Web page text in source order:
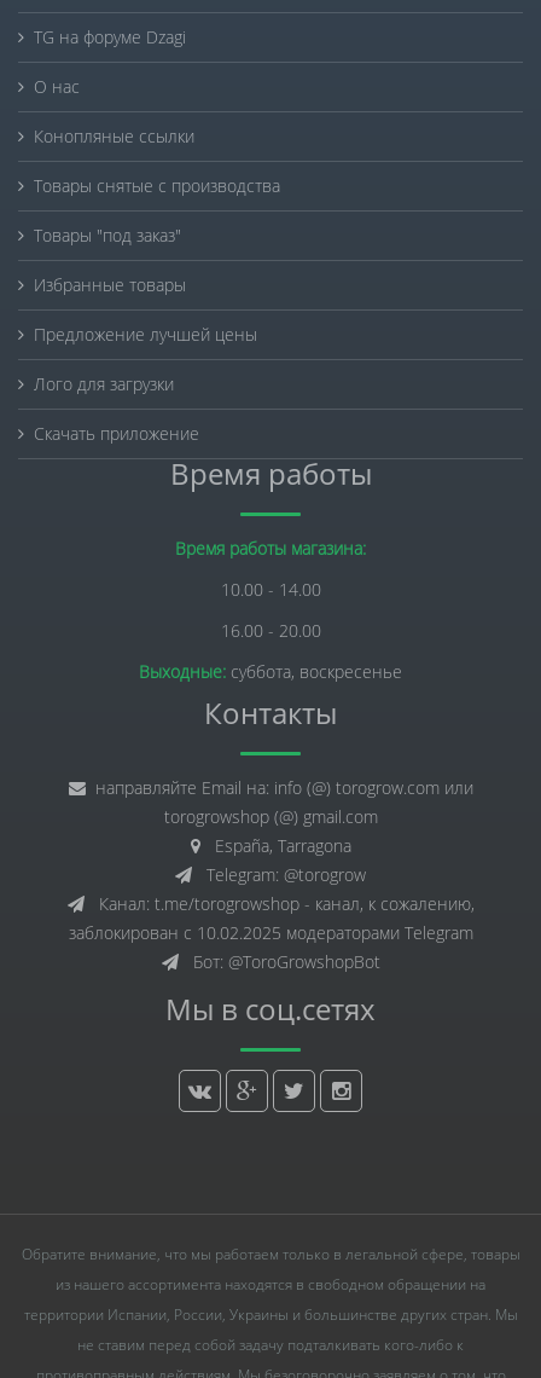
TG на форуме Dzagi
О нас
Конопляные ссылки
Товары снятые с производства
Товары "под заказ"
Избранные товары
Предложение лучшей цены
Лого для загрузки
Скачать приложение
Время работы
Время работы магазина:
10.00 - 14.00
16.00 - 20.00
Выходные: суббота, воскресенье
Контакты
направляйте Email на: info (@) torogrow.com или
torogrowshop (@) gmail.com
España, Tarragona
Telegram: @torogrow
Канал: t.me/torogrowshop - канал, к сожалению,
заблокирован с 10.02.2025 модераторами Telegram
Бот: @ToroGrowshopBot
Мы в соц.сетях
Обратите внимание, что мы работаем только в легальной сфере, товары
из нашего ассортимента находятся в свободном обращении на
территории Испании, России, Украины и большинстве других стран. Мы
не ставим перед собой задачу подталкивать кого-либо к